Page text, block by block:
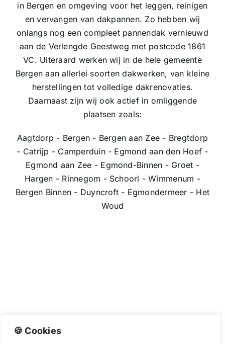
🍪 Cookies
in Bergen en omgeving voor het leggen, reinigen
en vervangen van dakpannen. Zo hebben wij
onlangs nog een compleet pannendak vernieuwd
aan de Verlengde Geestweg met postcode 1861
VC. Uiteraard werken wij in de hele gemeente
Bergen aan allerlei soorten dakwerken, van kleine
herstellingen tot volledige dakrenovaties.
Daarnaast zijn wij ook actief in omliggende
plaatsen zoals:
Aagtdorp - Bergen - Bergen aan Zee - Bregtdorp
- Catrijp - Camperduin - Egmond aan den Hoef -
Egmond aan Zee - Egmond-Binnen - Groet -
Hargen - Rinnegom - Schoorl - Wimmenum -
Bergen Binnen - Duyncroft - Egmondermeer - Het
Woud